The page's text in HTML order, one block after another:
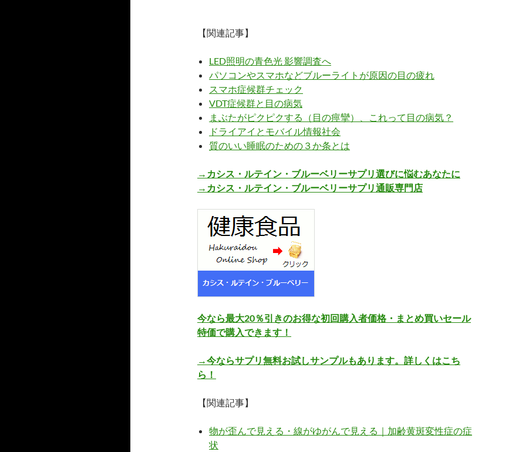
【関連記事】
LED照明の青色光 影響調査へ
パソコンやスマホなどブルーライトが原因の目の疲れ
スマホ症候群チェック
VDT症候群と目の病気
まぶたがピクピクする（目の痙攣）、これって目の病気？
ドライアイとモバイル情報社会
質のいい睡眠のための３か条とは
→カシス・ルテイン・ブルーベリーサプリ選びに悩むあなたに
→カシス・ルテイン・ブルーベリーサプリ通販専門店
今なら最大20％引きのお得な初回購入者価格・まとめ買いセール
特価で購入できます！
→今ならサプリ無料お試しサンプルもあります。詳しくはこち
ら！
【関連記事】
物が歪んで見える・線がゆがんで見える｜加齢黄斑変性症の症
状